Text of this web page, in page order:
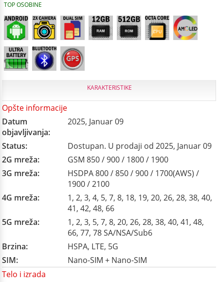
TOP OSOBINE
KARAKTERISTIKE
Opšte informacije
Datum
objavljivanja:
2025, Januar 09
Status:
Dostupan. U prodaji od 2025, Januar 09
2G mreža:
GSM 850 / 900 / 1800 / 1900
3G mreža:
HSDPA 800 / 850 / 900 / 1700(AWS) /
1900 / 2100
4G mreža:
1, 2, 3, 4, 5, 7, 8, 18, 19, 20, 26, 28, 38, 40,
41, 42, 48, 66
5G mreža:
1, 2, 3, 5, 7, 8, 20, 26, 28, 38, 40, 41, 48,
66, 77, 78 SA/NSA/Sub6
Brzina:
HSPA, LTE, 5G
SIM:
Nano-SIM + Nano-SIM
Telo i izrada